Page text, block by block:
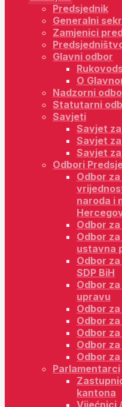
Predsjednik
Generalni
Zamjenici
Glavni odbor
O
Nadzorni
Statutarni
Savjeti
Savjet
Savjet
Savjet
Odbori
Odbor
naroda i
Odbor
Odbor
ustavna
Odbor
SDP BiH
Odbor
upravu
Odbor
Odbor
Odbor
Odbor
Odbor
Parlamentarci
kantona
Vijećnici